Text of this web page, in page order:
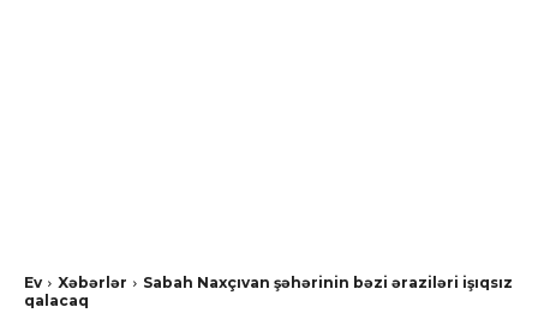
Ev Xəbərlər
Sabah Naxçıvan şəhərinin bəzi əraziləri işıqsız
qalacaq